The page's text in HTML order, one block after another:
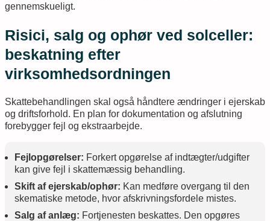
gennemskueligt.
Risici, salg og ophør ved solceller:
beskatning efter
virksomhedsordningen
Skattebehandlingen skal også håndtere ændringer i ejerskab
og driftsforhold. En plan for dokumentation og afslutning
forebygger fejl og ekstraarbejde.
Fejlopgørelser: Forkert opgørelse af indtægter/udgifter
kan give fejl i skattemæssig behandling.
Skift af ejerskab/ophør: Kan medføre overgang til den
skematiske metode, hvor afskrivningsfordele mistes.
Salg af anlæg: Fortjenesten beskattes. Den opgøres